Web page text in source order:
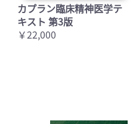
カプラン臨床精神医学テ
キスト 第3版
￥22,000